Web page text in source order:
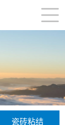
瓷砖粘结